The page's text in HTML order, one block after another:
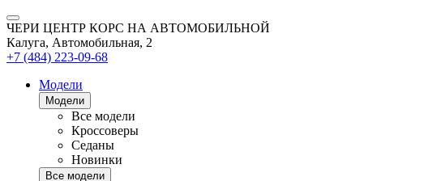
ЧЕРИ ЦЕНТР КОРС НА АВТОМОБИЛЬНОЙ
Калуга, Автомобильная, 2
+7 (484) 223-09-68
Модели
Модели
Все модели
Кроссоверы
Седаны
Новинки
Все модели